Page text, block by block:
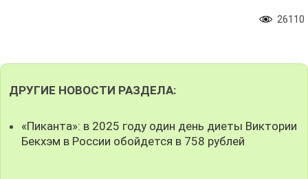
26110
ДРУГИЕ НОВОСТИ РАЗДЕЛА:
«Пиканта»: в 2025 году один день диеты Виктории
Бекхэм в России обойдется в 758 рублей